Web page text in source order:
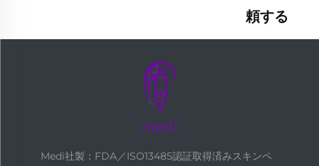
頼する
Medi社製：FDA／ISO13485認証取得済みスキンペ